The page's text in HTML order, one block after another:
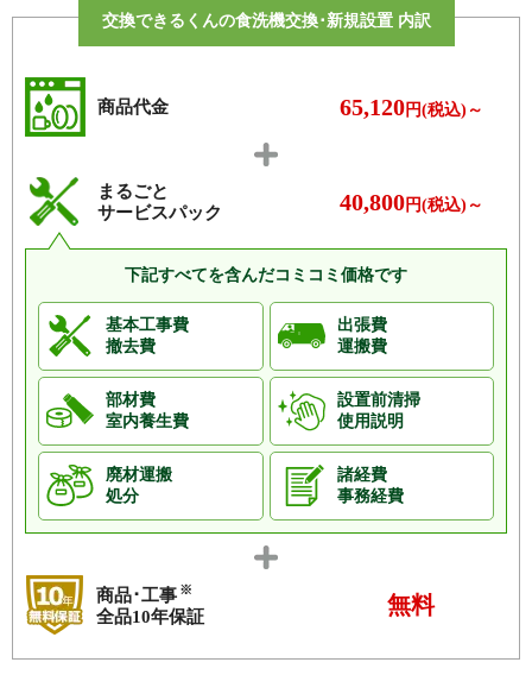
交換できるくんの食洗機交換･新規設置 内訳
商品代金 65,120円(税込)～
まるごと
サービスパック
40,800円(税込)～
下記すべてを含んだコミコミ価格です
基本工事費
撤去費
出張費
運搬費
部材費
室内養生費
設置前清掃
使用説明
廃材運搬
処分
諸経費
事務経費
商品･工事 ※
全品10年保証 無料